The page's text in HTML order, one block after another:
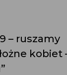
– ruszamy
kobiet